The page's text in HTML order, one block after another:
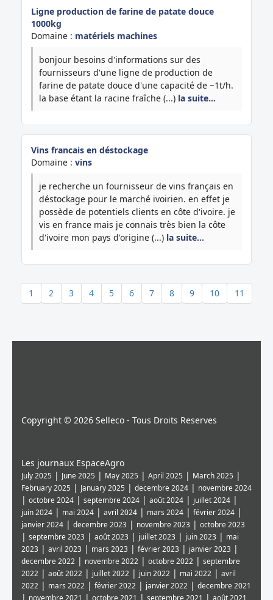
Ligne production de farine de patate douce
1000kg
Domaine : matériels machines
bonjour besoins d'informations sur des
fournisseurs d'une ligne de production de
farine de patate douce d'une capacité de ~1t/h.
la base étant la racine fraîche (...) la suite…
Vins francais en déstockage
Domaine : vins
je recherche un fournisseur de vins français en
déstockage pour le marché ivoirien. en effet je
possède de potentiels clients en côte d'ivoire. je
vis en france mais je connais très bien la côte
d'ivoire mon pays d'origine (...) la suite…
1 2 3 4 5 6 7 8 9 10 11
Copyright © 2026 Selleco - Tous Droits Reserves
Les journaux EspaceAgro
July 2025 | June 2025 | May 2025 | April 2025 | March 2025 |
February 2025 | January 2025 | decembre 2024 | novembre 2024
| octobre 2024 | septembre 2024 | août 2024 | juillet 2024 |
juin 2024 | mai 2024 | avril 2024 | mars 2024 | février 2024 |
janvier 2024 | decembre 2023 | novembre 2023 | octobre 2023
| septembre 2023 | août 2023 | juillet 2023 | juin 2023 | mai
2023 | avril 2023 | mars 2023 | février 2023 | janvier 2023 |
decembre 2022 | novembre 2022 | octobre 2022 | septembre
2022 | août 2022 | juillet 2022 | juin 2022 | mai 2022 | avril
2022 | mars 2022 | février 2022 | janvier 2022 | decembre 2021
| novembre 2021 | octobre 2021 | septembre 2021 | août 2021